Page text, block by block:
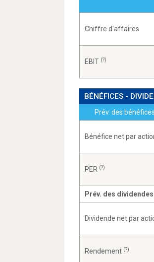
Chiffre d'affaires
EBIT (?)
BÉNÉFICES -
Prév. des bénéfices
Bénéfice net par
PER (?)
Prév. des dividendes
Dividende net par
Rendement (?)